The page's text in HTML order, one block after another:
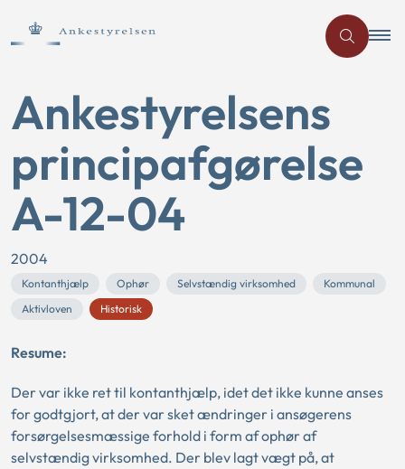
Ankestyrelsens
principafgørelse
A-12-04
2004
Kontanthjælp Ophør Selvstændig virksomhed
Kommunal
Aktivloven
Historisk
Resume:
Der var ikke ret til kontanthjælp, idet det ikke kunne anses
for godtgjort, at der var sket ændringer i ansøgerens
forsørgelsesmæssige forhold i form af ophør af
selvstændig virksomhed. Der blev lagt vægt på, at